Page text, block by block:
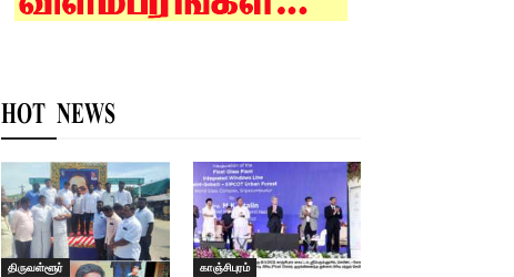
HOT NEWS
திருவள்ளூர் காஞ்சிபுரம்